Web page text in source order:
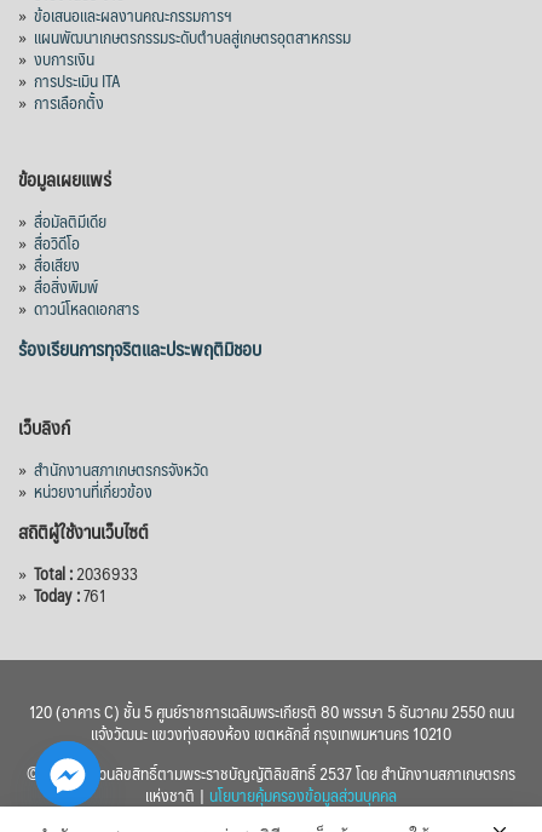
» ข้อเสนอและผลงานคณะกรรมการฯ
» แผนพัฒนาเกษตรกรรมระดับตำบลสู่เกษตรอุตสาหกรรม
» งบการเงิน
» การประเมิน ITA
» การเลือกตั้ง
ข้อมูลเผยแพร่
» สื่อมัลติมีเดีย
» สื่อวิดีโอ
» สื่อเสียง
» สื่อสิ่งพิมพ์
» ดาวน์โหลดเอกสาร
ร้องเรียนการทุจริตและประพฤติมิชอบ
เว็บลิงก์
» สำนักงานสภาเกษตรกรจังหวัด
» หน่วยงานที่เกี่ยวข้อง
สถิติผู้ใช้งานเว็บไซต์
» Total :2036933
» Today :761
120 (อาคาร C) ชั้น 5 ศูนย์ราชการเฉลิมพระเกียรติ 80 พรรษา 5 ธันวาคม 2550 ถนน
แจ้งวัฒนะ แขวงทุ่งสองห้อง เขตหลักสี่ กรุงเทพมหานคร 10210
© 2560 สงวนลิขสิทธิ์ตามพระราชบัญญัติลิขสิทธิ์ 2537 โดย สำนักงานสภาเกษตรกร
แห่งชาติ | นโยบายคุ้มครองข้อมูลส่วนบุคคล